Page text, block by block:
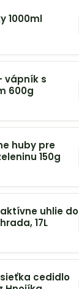
1000ml
vápník s
600g
huby pre
150g
uhlie do
17L
cedidlo